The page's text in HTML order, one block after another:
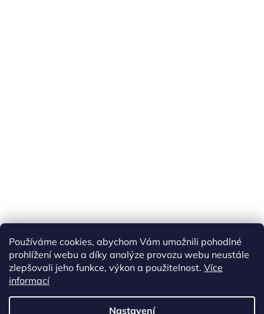
Používáme cookies, abychom Vám umožnili pohodlné
prohlížení webu a díky analýze provozu webu neustále
zlepšovali jeho funkce, výkon a použitelnost. Více
informací
Nastavení